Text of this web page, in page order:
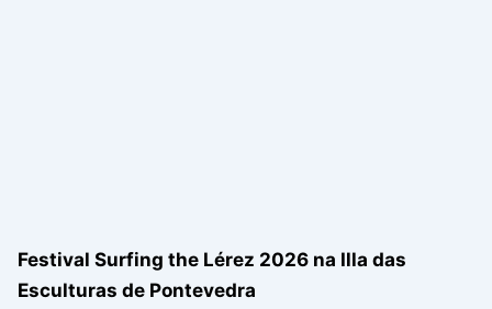
Festival Surfing the Lérez 2026 na Illa das
Esculturas de Pontevedra